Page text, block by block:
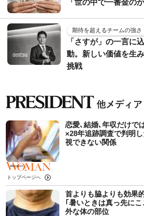
「世の中で一番金の
期待を超えるチームの強さ
「さすが」の一言に
動。新しい価値を生
挑戦
恋愛､結婚､年収だけで
×28年追跡調査で判明
視できない関係
トップページへ
首よりも脇よりも効果
｢暑いときは真っ先に
外な体の部位